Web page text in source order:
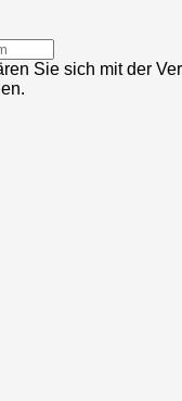
Sie sich mit der